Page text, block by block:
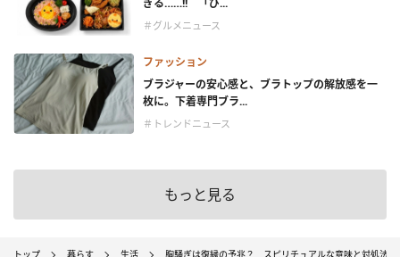
＃グルメニュース
ファッション
ブラジャーの安心感と、ブラトップの解放感を一
枚に。下着専門ブラ...
＃トレンドニュース
もっと見る
トップ 暮らす 生活 胸騒ぎは復縁の予兆？ スピリチュアルな意味と対処法